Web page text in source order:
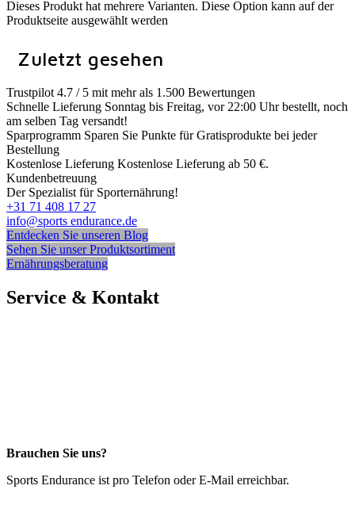
Dieses Produkt hat mehrere Varianten. Diese Option kann auf der
Produktseite ausgewählt werden
Zuletzt gesehen
Trustpilot 4.7 / 5 mit mehr als 1.500 Bewertungen
Schnelle Lieferung Sonntag bis Freitag, vor 22:00 Uhr bestellt, noch
am selben Tag versandt!
Sparprogramm Sparen Sie Punkte für Gratisprodukte bei jeder
Bestellung
Kostenlose Lieferung Kostenlose Lieferung ab 50 €.
Kundenbetreuung
Der Spezialist für Sporternährung!
+31 71 408 17 27
info@sports endurance.de
Entdecken Sie unseren Blog
Sehen Sie unser Produktsortiment
Ernährungsberatung
Service & Kontakt
Brauchen Sie uns?
Sports Endurance ist pro Telefon oder E-Mail erreichbar.